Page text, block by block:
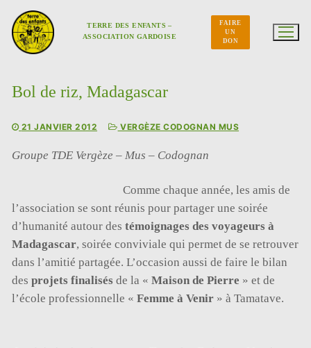
contenu
TERRE DES ENFANTS –
ASSOCIATION GARDOISE
FAIRE
UN
DON
Bol de riz, Madagascar
21 JANVIER 2012 VERGÈZE CODOGNAN MUS
Groupe TDE Vergèze – Mus – Codognan
Comme chaque année, les amis de
l’association se sont réunis pour partager une soirée
d’humanité autour des témoignages des voyageurs à
Madagascar, soirée conviviale qui permet de se retrouver
dans l’amitié partagée. L’occasion aussi de faire le bilan
des projets finalisés de la « Maison de Pierre » et de
l’école professionnelle « Femme à Venir» à Tamatave.